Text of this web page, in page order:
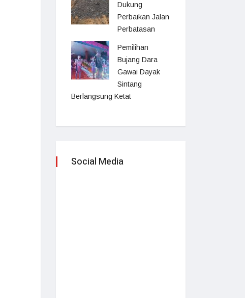
Dukung
Perbaikan Jalan
Perbatasan
Pemilihan
Bujang Dara
Gawai Dayak
Sintang
Berlangsung Ketat
Social Media